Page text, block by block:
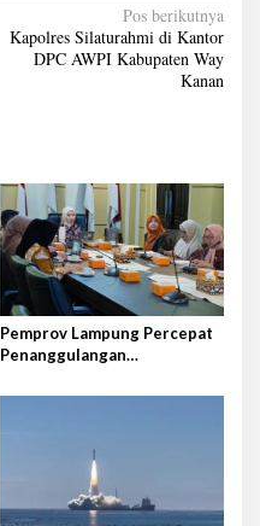
Pos berikutnya
Kapolres Silaturahmi di Kantor
DPC AWPI Kabupaten Way
Kanan
Pemprov Lampung Percepat
Penanggulangan